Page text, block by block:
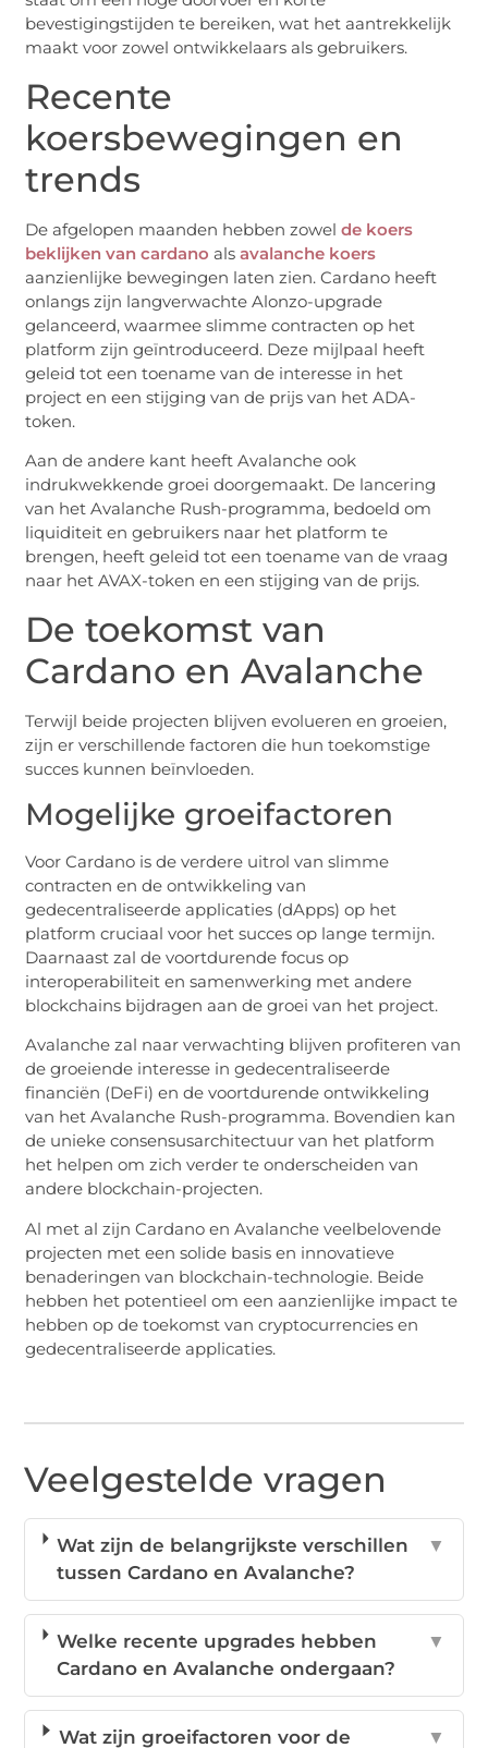
bevestigingstijden te bereiken, wat het aantrekkelijk
maakt voor zowel ontwikkelaars als gebruikers.
Recente
koersbewegingen en
trends
De afgelopen maanden hebben zowelde koers
beklijken van cardano alsavalanche koers
aanzienlijke bewegingen laten zien. Cardano heeft
onlangs zijn langverwachte Alonzo-upgrade
gelanceerd, waarmee slimme contracten op het
platform zijn geïntroduceerd. Deze mijlpaal heeft
geleid tot een toename van de interesse in het
project en een stijging van de prijs van het ADA-
token.
Aan de andere kant heeft Avalanche ook
indrukwekkende groei doorgemaakt. De lancering
van het Avalanche Rush-programma, bedoeld om
liquiditeit en gebruikers naar het platform te
brengen, heeft geleid tot een toename van de vraag
naar het AVAX-token en een stijging van de prijs.
De toekomst van
Cardano en Avalanche
Terwijl beide projecten blijven evolueren en groeien,
zijn er verschillende factoren die hun toekomstige
succes kunnen beïnvloeden.
Mogelijke groeifactoren
Voor Cardano is de verdere uitrol van slimme
contracten en de ontwikkeling van
gedecentraliseerde applicaties (dApps) op het
platform cruciaal voor het succes op lange termijn.
Daarnaast zal de voortdurende focus op
interoperabiliteit en samenwerking met andere
blockchains bijdragen aan de groei van het project.
Avalanche zal naar verwachting blijven profiteren van
de groeiende interesse in gedecentraliseerde
financiën (DeFi) en de voortdurende ontwikkeling
van het Avalanche Rush-programma. Bovendien kan
de unieke consensusarchitectuur van het platform
het helpen om zich verder te onderscheiden van
andere blockchain-projecten.
Al met al zijn Cardano en Avalanche veelbelovende
projecten met een solide basis en innovatieve
benaderingen van blockchain-technologie. Beide
hebben het potentieel om een aanzienlijke impact te
hebben op de toekomst van cryptocurrencies en
gedecentraliseerde applicaties.
Veelgestelde vragen
Wat zijn de belangrijkste verschillen
tussen Cardano en Avalanche?
▼
Welke recente upgrades hebben
Cardano en Avalanche ondergaan?
▼
Wat zijn groeifactoren voor de ▼